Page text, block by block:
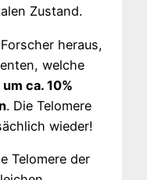
Zustand.
heraus,
welche
um ca. 10%
. Die Telomere
wieder!
Telomere der